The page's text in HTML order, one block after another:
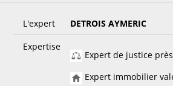
L'expert
DETROIS AYMERIC
Expertise
Expert de justice
Expert immobilier